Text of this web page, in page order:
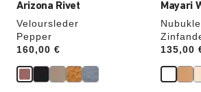
Arizona Rivet
Veloursleder
Pepper
Price:
160,00 €
Mayari
Price:
135,00